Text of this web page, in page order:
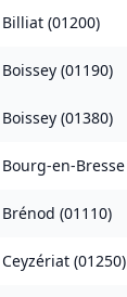
Billiat (01200)
Boissey (01190)
Boissey (01380)
Bourg-en-Bresse
Brénod (01110)
Ceyzériat (01250)